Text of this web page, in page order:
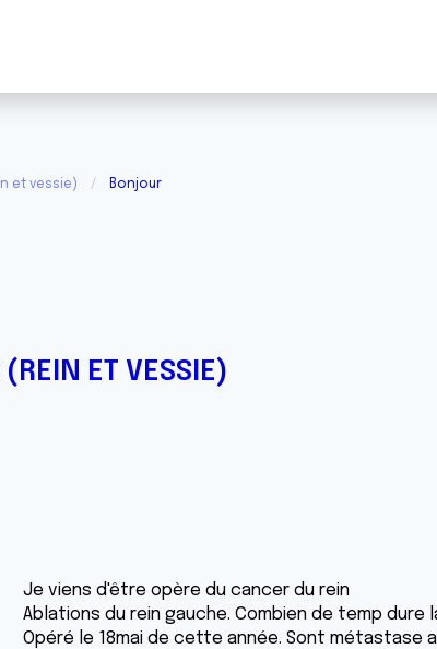
et vessie) Bonjour
ET VESSIE)
Je viens d'être opère du cancer du rein
Ablations du rein gauche. Combien de temp
Opéré le 18mai de cette année. Sont métastase